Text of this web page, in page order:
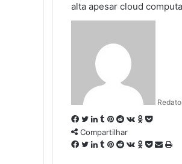
alta apesar cloud
F
a
c
T
w
i
L
i
n
T
u
m
P
i
n
R
e
d
V
o
O
n
P
c
Compartilhar
F T L T P R
V O P C